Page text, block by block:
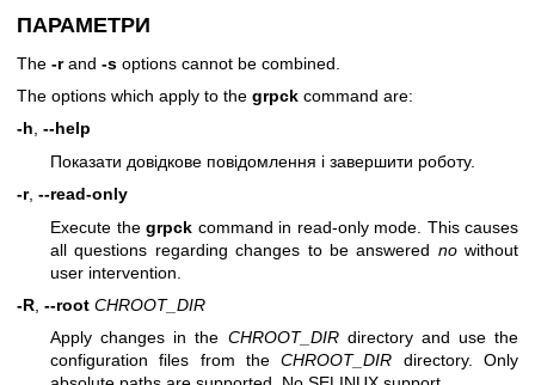
ПАРАМЕТРИ
The -rand -s options cannot be combined.
The options which apply to the grpck command are:
-h, --help
Показати довідкове повідомлення і завершити роботу.
-r, --read-only
Execute the grpck command in read-only mode. This causes
all questions regarding changes to be answered nowithout
user intervention.
-R --root CHROOT_DIR
Apply changes in the CHROOT_DIRdirectory and use the
configuration files from theCHROOT_DIR directory. Only